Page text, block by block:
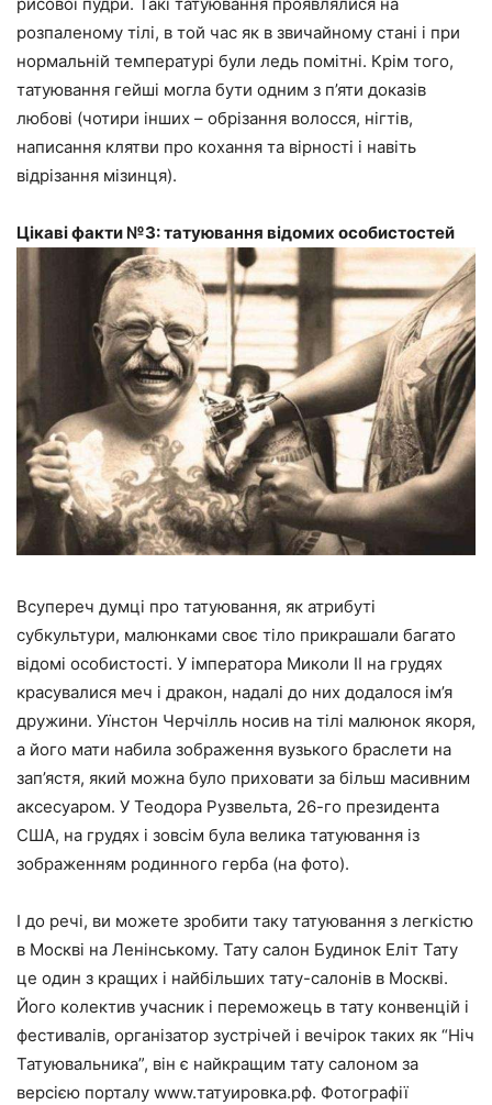
розпаленому тілі, в той час як в звичайному стані і при
нормальній температурі були ледь помітні. Крім того,
татуювання гейші могла бути одним з п’яти доказів
любові (чотири інших – обрізання волосся, нігтів,
написання клятви про кохання та вірності і навіть
відрізання мізинця).
Цікаві факти №3: татуювання відомих особистостей
Всупереч думці про татуювання, як атрибуті
субкультури, малюнками своє тіло прикрашали багато
відомі особистості. У імператора Миколи II на грудях
красувалися меч і дракон, надалі до них додалося ім’я
дружини. Уїнстон Черчілль носив на тілі малюнок якоря,
а його мати набила зображення вузького браслети на
зап’ястя, який можна було приховати за більш масивним
аксесуаром. У Теодора Рузвельта, 26-го президента
США, на грудях і зовсім була велика татуювання із
зображенням родинного герба (на фото).
І до речі, ви можете зробити таку татуювання з легкістю
в Москві на Ленінському. Тату салон Будинок Еліт Тату
це один з кращих і найбільших тату-салонів в Москві.
Його колектив учасник і переможець в тату конвенцій і
фестивалів, організатор зустрічей і вечірок таких як “Ніч
Татуювальника”, він є найкращим тату салоном за
версією порталу www.татуировка.рф. Фотографії